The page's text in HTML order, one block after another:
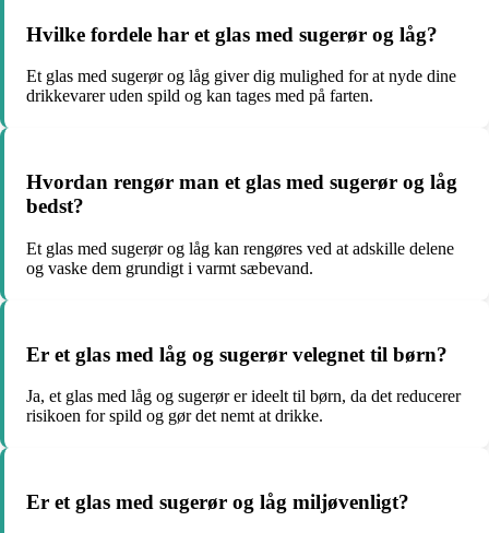
Hvilke fordele har et glas med sugerør og låg?
Et glas med sugerør og låg giver dig mulighed for at nyde dine
drikkevarer uden spild og kan tages med på farten.
Hvordan rengør man et glas med sugerør og låg
bedst?
Et glas med sugerør og låg kan rengøres ved at adskille delene
og vaske dem grundigt i varmt sæbevand.
Er et glas med låg og sugerør velegnet til børn?
Ja, et glas med låg og sugerør er ideelt til børn, da det reducerer
risikoen for spild og gør det nemt at drikke.
Er et glas med sugerør og låg miljøvenligt?